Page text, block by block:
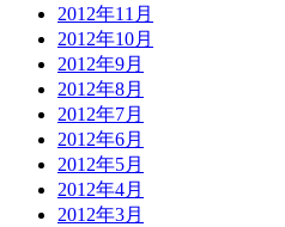
2012年11月
2012年10月
2012年9月
2012年8月
2012年7月
2012年6月
2012年5月
2012年4月
2012年3月